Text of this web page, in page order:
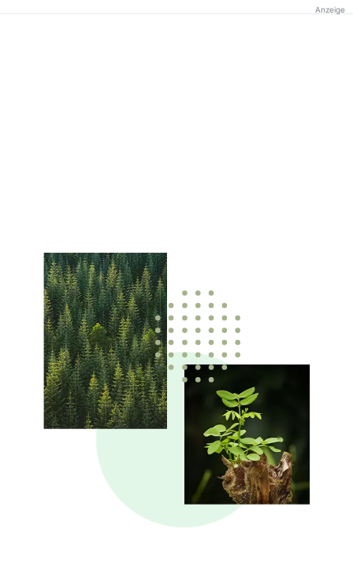
Anzeige